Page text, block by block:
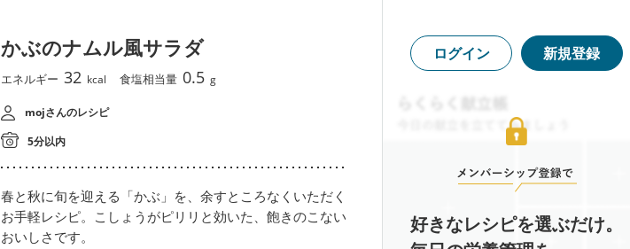
かぶのナムル風サラダ
エネルギー 32 kcal 食塩相当量 0.5 g
mojさんのレシピ
5分以内
春と秋に旬を迎える「かぶ」を、余すところなくいただく
お手軽レシピ。こしょうがピリリと効いた、飽きのこない
おいしさです。
ログイン 新規登録
好きなレシピを選ぶだけ。